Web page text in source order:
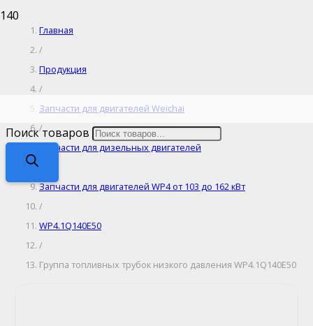
Поиск товаров
Главная
/
Продукция
/
Запчасти для двигателей Weichai
/
Запчасти для дизельных двигателей
Запчасти для двигателей WP4 от 103 до 162 кВт
/
WP4.1Q140E50
/
Группа топливных трубок низкого давления WP4.1Q140E50